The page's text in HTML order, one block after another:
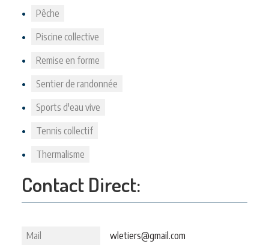
Pêche
Piscine collective
Remise en forme
Sentier de randonnée
Sports d'eau vive
Tennis collectif
Thermalisme
Contact Direct:
Mail wletiers@gmail.com